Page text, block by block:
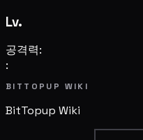
Lv.
공격력:
:
BITTOPUP WIKI
BitTopup Wiki